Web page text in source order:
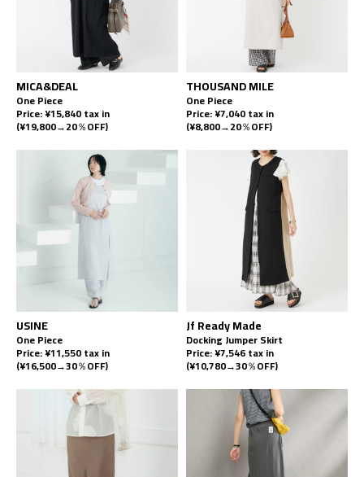
MICA&DEAL
One Piece
Price: ¥15,840 tax in
(¥19,800→20％OFF)
THOUSAND MILE
One Piece
Price: ¥7,040 tax in
(¥8,800→20％OFF)
USINE
One Piece
Price: ¥11,550 tax in
(¥16,500→30％OFF)
Jf Ready Made
Docking Jumper Skirt
Price: ¥7,546 tax in
(¥10,780→30％OFF)